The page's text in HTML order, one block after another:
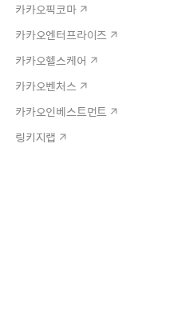
카카오픽코마
카카오엔터프라이즈
카카오헬스케어
카카오벤처스
카카오인베스트먼트
링키지랩